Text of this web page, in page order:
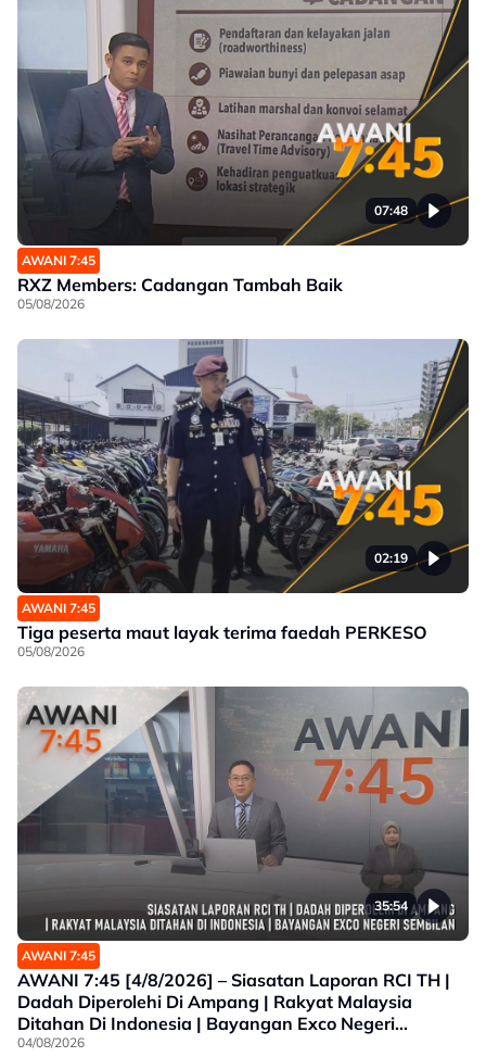
07:48
AWANI 7:45
RXZ Members: Cadangan Tambah Baik
05/08/2026
02:19
AWANI 7:45
Tiga peserta maut layak terima faedah PERKESO
05/08/2026
35:54
AWANI 7:45
AWANI 7:45 [4/8/2026] – Siasatan Laporan RCI TH |
Dadah Diperolehi Di Ampang | Rakyat Malaysia
Ditahan Di Indonesia | Bayangan Exco Negeri
Sembilan
04/08/2026